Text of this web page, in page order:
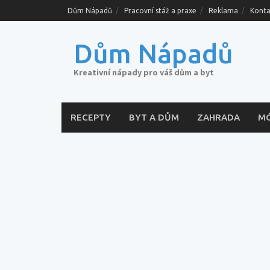
to
Dům Nápadů Pracovní stáž a praxe Reklama
Dům Nápadů
Kreativní nápady pro váš dům a byt
RECEPTY BYT A DŮM ZAHRADA